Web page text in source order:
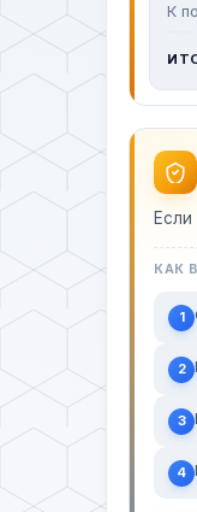
К
Если
КАК
1
2
3
4